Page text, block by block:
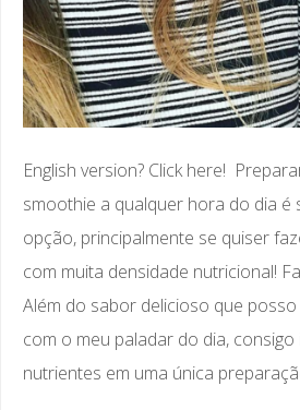
English version? Click here!
smoothie a qualquer hora do dia é
opção, principalmente se quiser
com muita densidade nutricional!
Além do sabor delicioso que
com o meu paladar do dia, consigo
nutrientes em uma única